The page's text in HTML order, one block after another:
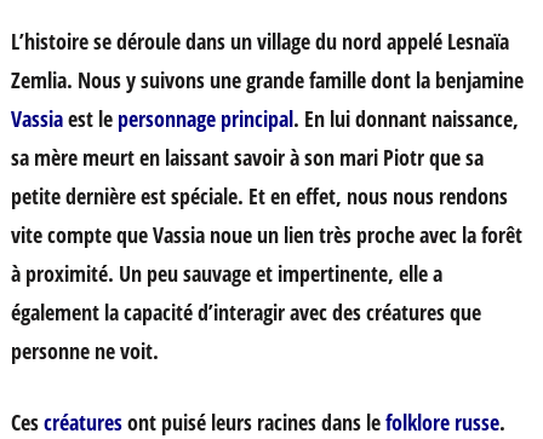
L’histoire se déroule dans un village du nord appelé Lesnaïa
Zemlia. Nous y suivons une grande famille dont la benjamine
Vassiaest le personnage principal. En lui donnant naissance,
sa mère meurt en laissant savoir à son mari Piotr que sa
petite dernière est spéciale. Et en effet, nous nous rendons
vite compte que Vassia noue un lien très proche avec la forêt
à proximité. Un peu sauvage et impertinente, elle a
également la capacité d’interagir avec des créatures que
personne ne voit.
Cescréaturesont puisé leurs racines dans lefolklore russe.